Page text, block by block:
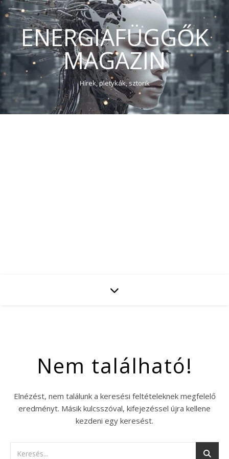
ENERGIAFÜGGŐK
MAGAZIN
Hírek, pletykák, sztorik
Nem található!
Elnézést, nem találunk a keresési feltételeknek megfelelő
eredményt. Másik kulcsszóval, kifejezéssel újra kellene
kezdeni egy keresést.